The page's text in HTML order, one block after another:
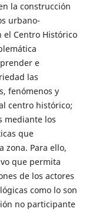
la construcción
urbano-
el Centro Histórico
e
las
fenómenos y
centro histórico;
mediante los
que
zona. Para ello,
que permita
de los actores
como lo son
no participante